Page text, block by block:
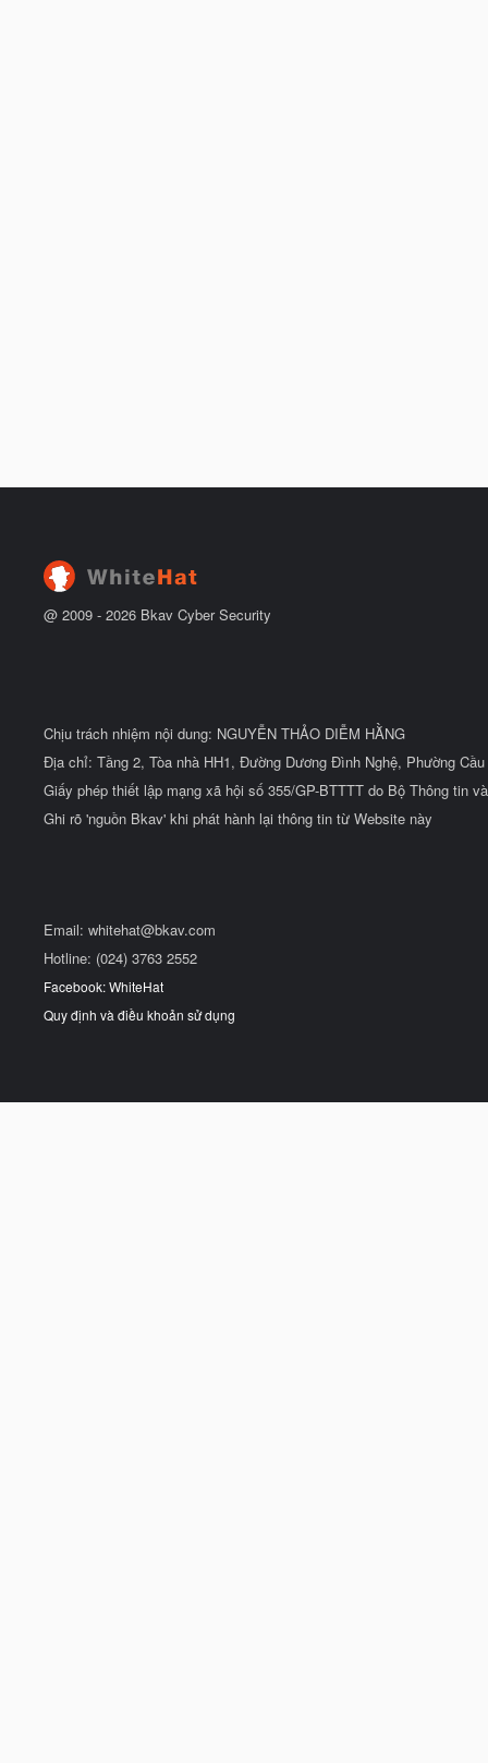
@ 2009 - 2026 Bkav Cyber Security
Chịu trách nhiệm nội dung: NGUYỄN THẢO DIỄM HẰNG
Địa chỉ: Tầng 2, Tòa nhà HH1, Đường Dương Đình Nghệ, Phường
Giấy phép thiết lập mạng xã hội số 355/GP-BTTTT do Bộ Thông tin
Ghi rõ 'nguồn Bkav' khi phát hành lại thông tin từ Website này
Email: whitehat@bkav.com
Hotline: (024) 3763 2552
Facebook: WhiteHat
Quy định và điều khoản sử dụng